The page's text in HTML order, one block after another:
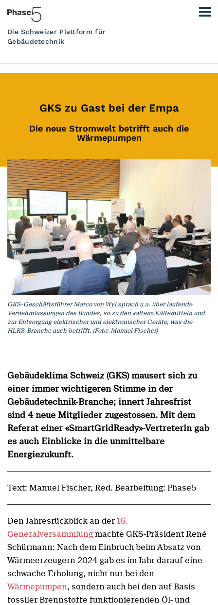
Die Schweizer Plattform für
Gebäudetechnik
GKS zu Gast bei der Empa
Die neue Stromwelt betrifft auch die
Wärmepumpen
GKS-Geschäftsführer Marco von Wyl sprach u.a. über laufende
Vernehmlassungen des Bundes, so zu den «alten» Kältemitteln und
zur Entsorgung elektrischer und elektronischer Geräte, was die
HLKS-Branche auch betrifft. (Foto: Manuel Fischer)
Gebäudeklima Schweiz (GKS) mausert sich zu
einer immer wichtigeren Stimme in der
Gebäudetechnik-Branche; innert Jahresfrist
sind 4 neue Mitglieder zugestossen. Mit dem
Referat einer «SmartGridReady»-Vertreterin gab
es auch Einblicke in die unmittelbare
Energiezukunft.
Text: Manuel Fischer, Red. Bearbeitung: Phase5
Den Jahresrückblick an der16.
Generalversammlungmachte GKS-Präsident René
Schürmann: Nach dem Einbruch beim Absatz von
Wärmeerzeugern 2024 gab es im Jahr darauf eine
schwache Erholung, nicht nur bei den
Wärmepumpen, sondern auch bei den auf Basis
fossiler Brennstoffe funktionierenden Öl- und